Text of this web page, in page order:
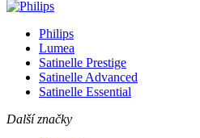
Philips
Lumea
Satinelle Prestige
Satinelle Advanced
Satinelle Essential
Další značky